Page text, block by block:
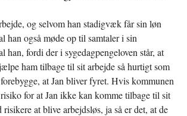
og selvom han stadigvæk får sin løn
han også møde op til samtaler i sin
han, fordi der i sygedagpengeloven står, at
ham tilbage til sit arbejde så hurtigt som
at Jan bliver fyret. Hvis kommunen
for at Jan ikke kan komme tilbage til sit
risikere at blive arbejdsløs, ja så er det, at de